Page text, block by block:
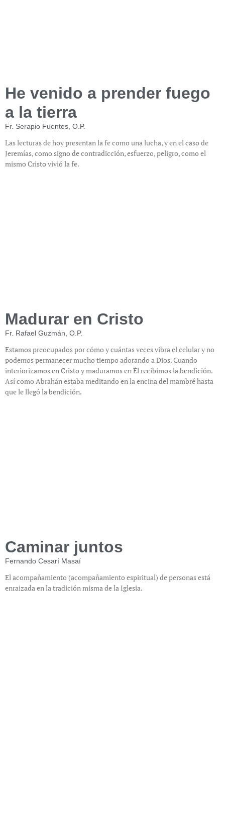
He venido a prender fuego
a la tierra
Fr. Serapio Fuentes, O.P.
Las lecturas de hoy presentan la fe como una lucha, y en el caso de
Jeremías, como signo de contradicción, esfuerzo, peligro, como el
mismo Cristo vivió la fe.
Madurar en Cristo
Fr. Rafael Guzmán, O.P.
Estamos preocupados por cómo y cuántas veces vibra el celular y no
podemos permanecer mucho tiempo adorando a Dios. Cuando
interiorizamos en Cristo y maduramos en Él recibimos la bendición.
Así como Abrahán estaba meditando en la encina del mambré hasta
que le llegó la bendición.
Caminar juntos
Fernando Cesarí Masaí
El acompañamiento (acompañamiento espiritual) de personas está
enraizada en la tradición misma de la Iglesia.